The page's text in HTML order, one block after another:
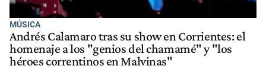
MÚSICA
Andrés Calamaro tras su show en Corrientes: el
homenaje a los "genios del chamamé" y "los
héroes correntinos en Malvinas"